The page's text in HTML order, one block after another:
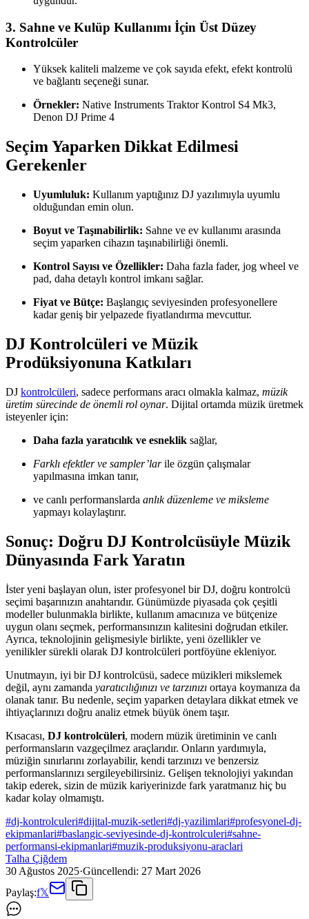
3. Sahne ve Kulüp Kullanımı İçin Üst Düzey
Kontrolcüler
Yüksek kaliteli malzeme ve çok sayıda efekt, efekt kontrolü
ve bağlantı seçeneği sunar.
Örnekler: Native Instruments Traktor Kontrol S4 Mk3,
Denon DJ Prime 4
Seçim Yaparken Dikkat Edilmesi
Gerekenler
Uyumluluk: Kullanım yaptığınız DJ yazılımıyla uyumlu
olduğundan emin olun.
Boyut ve Taşınabilirlik: Sahne ve ev kullanımı arasında
seçim yaparken cihazın taşınabilirliği önemli.
Kontrol Sayısı ve Özellikler: Daha fazla fader, jog wheel ve
pad, daha detaylı kontrol imkanı sağlar.
Fiyat ve Bütçe: Başlangıç seviyesinden profesyonellere
kadar geniş bir yelpazede fiyatlandırma mevcuttur.
DJ Kontrolcüleri ve Müzik
Prodüksiyonuna Katkıları
DJ kontrolcüleri, sadece performans aracı olmakla kalmaz, müzik
üretim sürecinde de önemli rol oynar. Dijital ortamda müzik üretmek
isteyenler için:
Daha fazla yaratıcılık ve esneklik sağlar,
Farklı efektler ve sampler’larile özgün çalışmalar
yapılmasına imkan tanır,
ve canlı performanslarda anlık düzenleme ve miksleme
yapmayı kolaylaştırır.
Sonuç: Doğru DJ Kontrolcüsüyle Müzik
Dünyasında Fark Yaratın
İster yeni başlayan olun, ister profesyonel bir DJ, doğru kontrolcü
seçimi başarınızın anahtarıdır. Günümüzde piyasada çok çeşitli
modeller bulunmakla birlikte, kullanım amacınıza ve bütçenize
uygun olanı seçmek, performansınızın kalitesini doğrudan etkiler.
Ayrıca, teknolojinin gelişmesiyle birlikte, yeni özellikler ve
yenilikler sürekli olarak DJ kontrolcüleri portföyüne ekleniyor.
Unutmayın, iyi bir DJ kontrolcüsü, sadece müzikleri mikslemek
değil, aynı zamanda yaratıcılığınızı ve tarzınızı ortaya koymanıza da
olanak tanır. Bu nedenle, seçim yaparken detaylara dikkat etmek ve
ihtiyaçlarınızı doğru analiz etmek büyük önem taşır.
Kısacası, DJ kontrolcüleri, modern müzik üretiminin ve canlı
performansların vazgeçilmez araçlarıdır. Onların yardımıyla,
müziğin sınırlarını zorlayabilir, kendi tarzınızı ve benzersiz
performanslarınızı sergileyebilirsiniz. Gelişen teknolojiyi yakından
takip ederek, sizin de müzik kariyerinizde fark yaratmanız hiç bu
kadar kolay olmamıştı.
#dj-kontrolculeri#dijital-muzik-setleri#dj-yazilimlari#profesyonel-dj-
ekipmanlari#baslangic-seviyesinde-dj-kontrolculeri#sahne-
performansi-ekipmanlari#muzik-produksiyonu-araclari
Talha Çiğdem
30 Ağustos 2025·Güncellendi: 27 Mart 2026
Paylaş:f𝕏